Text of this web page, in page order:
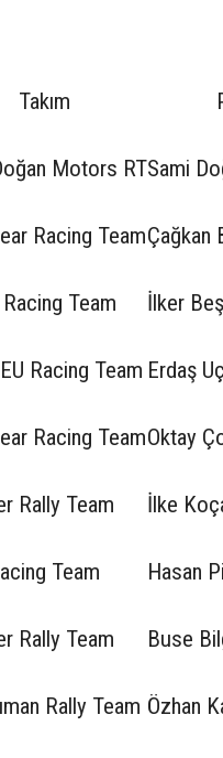
Takım
Motors RTSami
Racing TeamÇağkan
Team İlker
Racing Team Erdaş
Racing TeamOktay
Rally Team İlke
Team Hasan
Rally Team Buse
Rally Team Özhan